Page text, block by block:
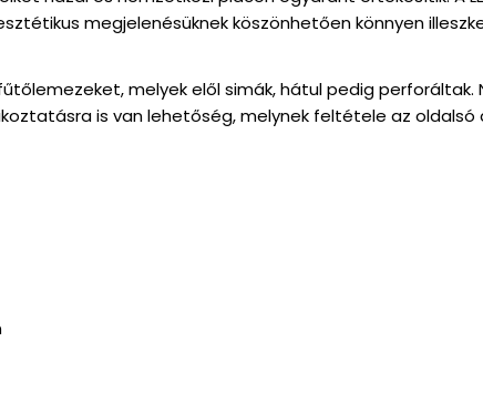
megjelenésüknek köszönhetően könnyen
melyek elől simák, hátul pedig
is van lehetőség, melynek feltétele az